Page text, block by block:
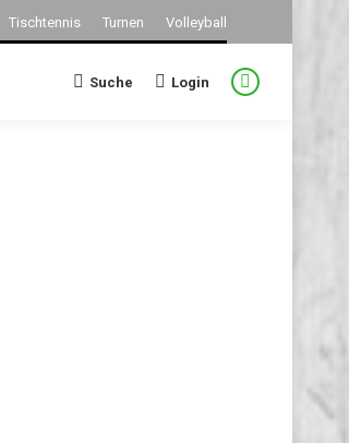
Tischtennis Turnen Volleyball
Search:
Suche Login
Facebook